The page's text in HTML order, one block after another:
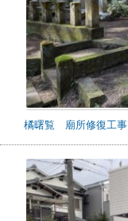
橘曙覧 廟所修復工事